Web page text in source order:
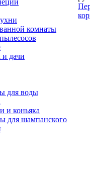
комнаты
дачи
для воды
и коньяка
для шампанского